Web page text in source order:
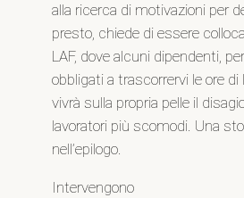
alla ricerca di motivazioni per
presto, chiede di essere
LAF, dove alcuni dipendenti,
obbligati a trascorrervi le ore di
vivrà sulla propria pelle il
lavoratori più scomodi. Una
nell’epilogo.
Intervengono